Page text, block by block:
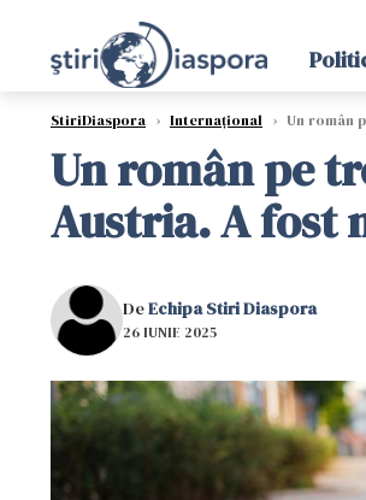
StiriDiaspora › Internațional › Un român
Un român pe
Austria. A fost
DeEchipa Stiri Diaspora
26 IUNIE 2025